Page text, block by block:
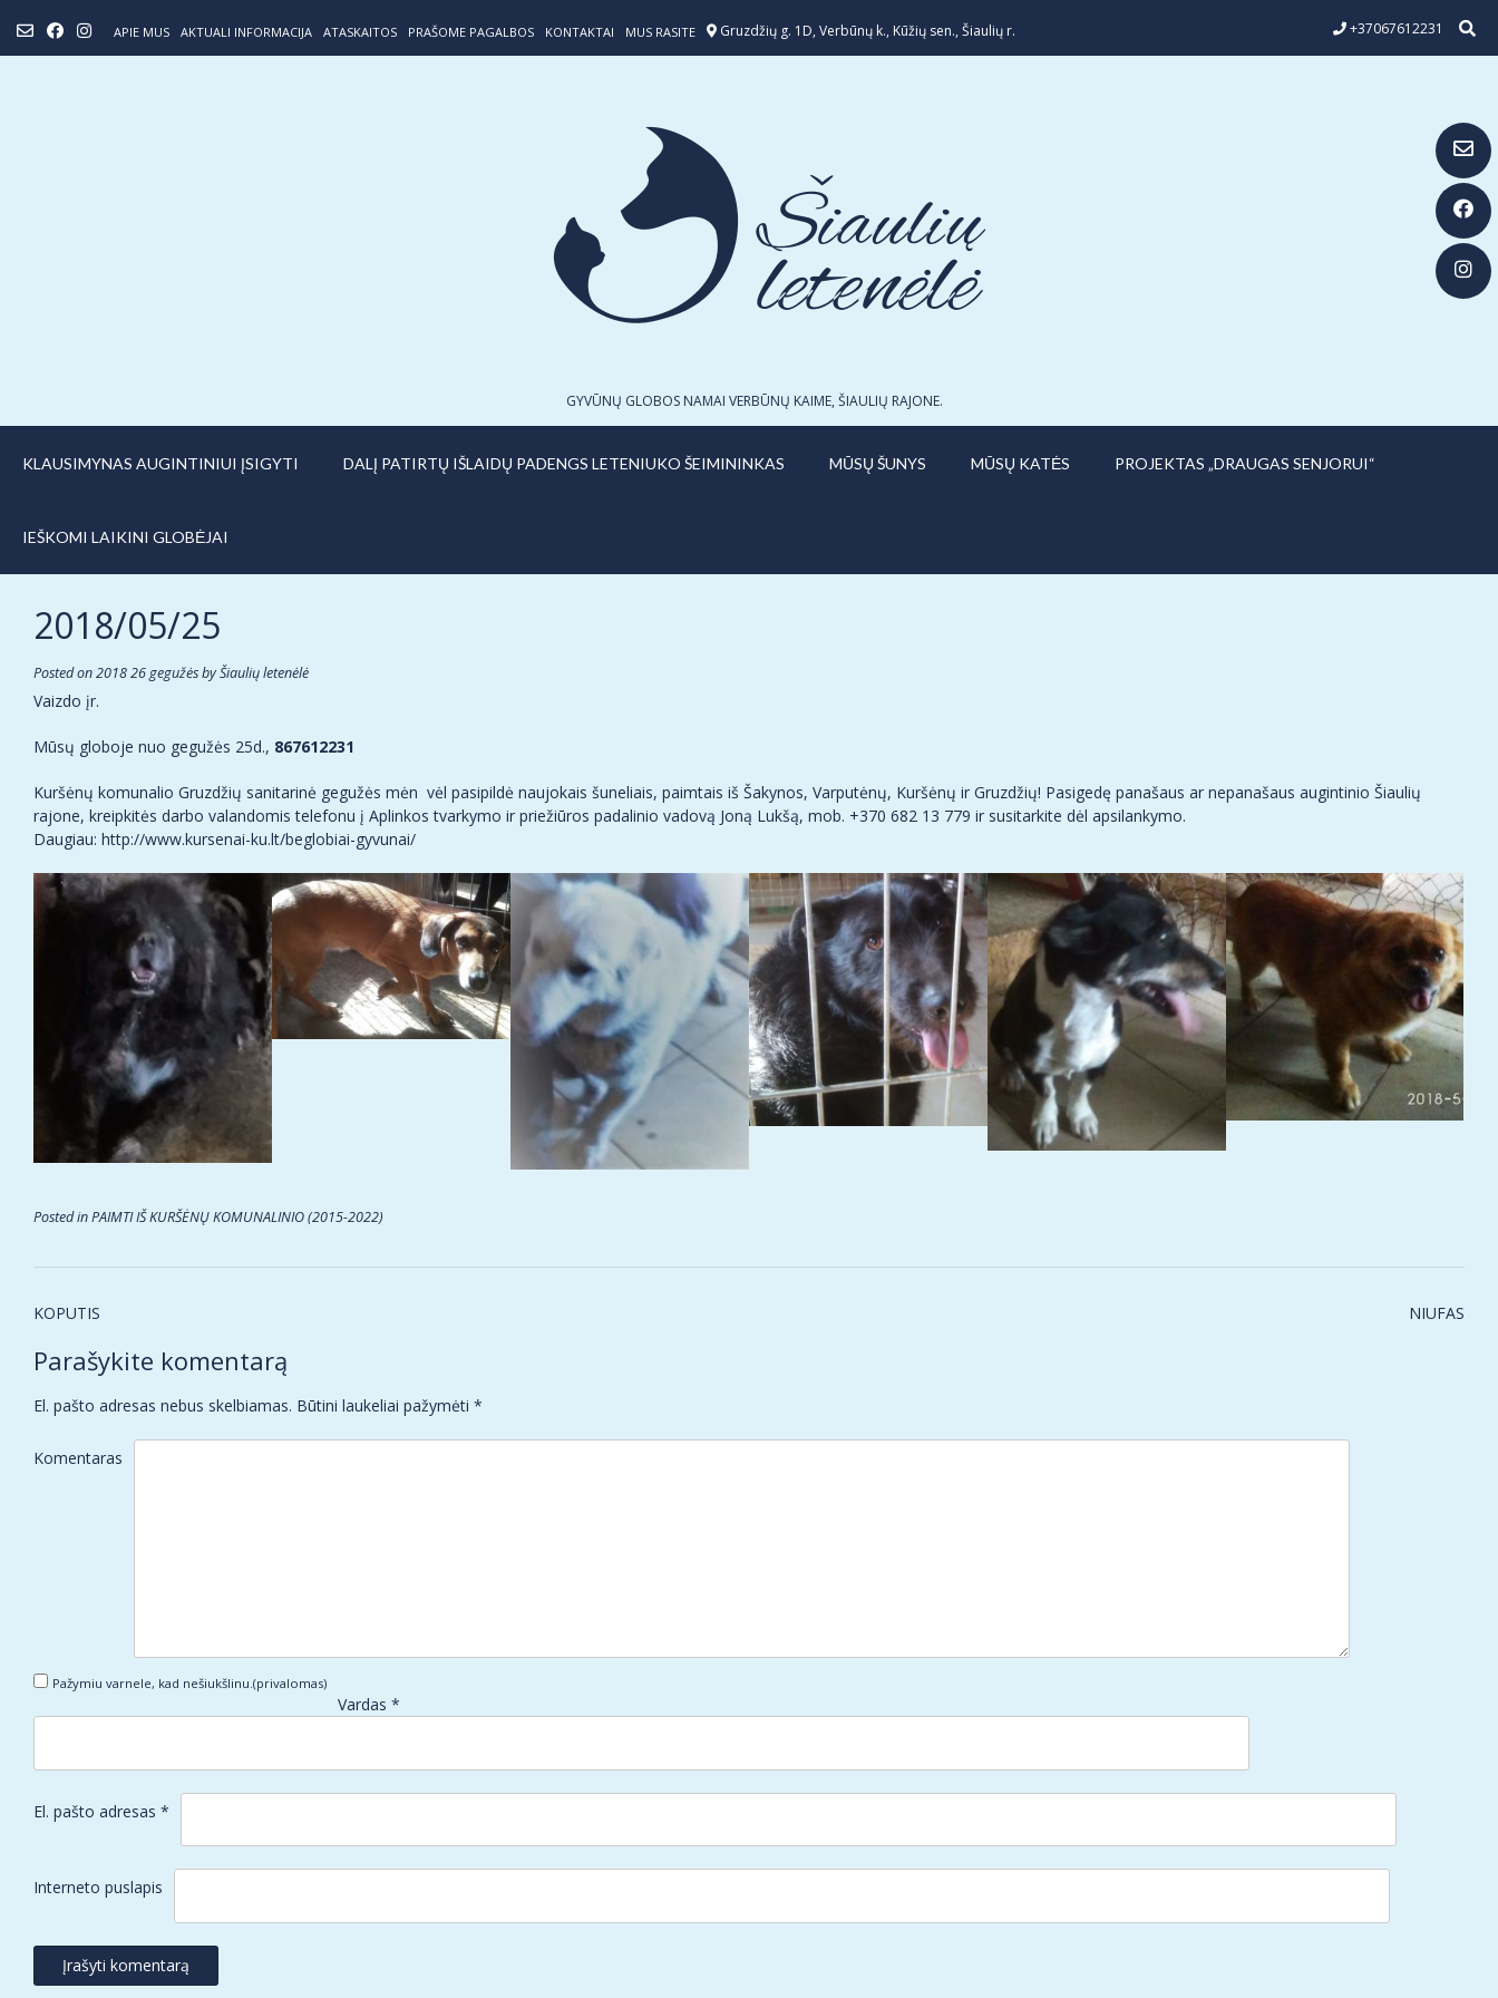
content
APIE MUS AKTUALI INFORMACIJA ATASKAITOS PRAŠOME PAGALBOS KONTAKTAI MUS RASITE Gruzdžių g. 1D, Verbūnų k., Kūžių sen., Šiaulių r. +37067612231
GYVŪNŲ GLOBOS NAMAI VERBŪNŲ KAIME, ŠIAULIŲ RAJONE.
KLAUSIMYNAS AUGINTINIUI ĮSIGYTI DALĮ PATIRTŲ IŠLAIDŲ PADENGS LETENIUKO ŠEIMININKAS MŪSŲ ŠUNYS MŪSŲ KATĖS PROJEKTAS „DRAUGAS SENJORUI“
IEŠKOMI LAIKINI GLOBĖJAI
2018/05/25
Posted on2018 26 gegužėsbyŠiaulių letenėlė
Vaizdo įr.
Mūsų globoje nuo gegužės 25d., 867612231
Kuršėnų komunalio Gruzdžių sanitarinė gegužės mėn vėl pasipildė naujokais šuneliais, paimtais iš Šakynos, Varputėnų, Kuršėnų ir Gruzdžių! Pasigedę panašaus ar nepanašaus augintinio Šiaulių
rajone, kreipkitės darbo valandomis telefonu į Aplinkos tvarkymo ir priežiūros padalinio vadovą Joną Lukšą, mob. +370 682 13 779 ir susitarkite dėl apsilankymo.
Daugiau: http://www.kursenai-ku.lt/beglobiai-gyvunai/
Posted inPAIMTI IŠ KURŠĖNŲ KOMUNALINIO (2015-2022)
Post
KOPUTIS NIUFAS
Parašykite komentarą
El. pašto adresas nebus skelbiamas. Būtini laukeliai pažymėti *
Komentaras
Pažymiu varnele, kad nešiukšlinu.(privalomas)
Vardas *
El. pašto adresas *
Interneto puslapis